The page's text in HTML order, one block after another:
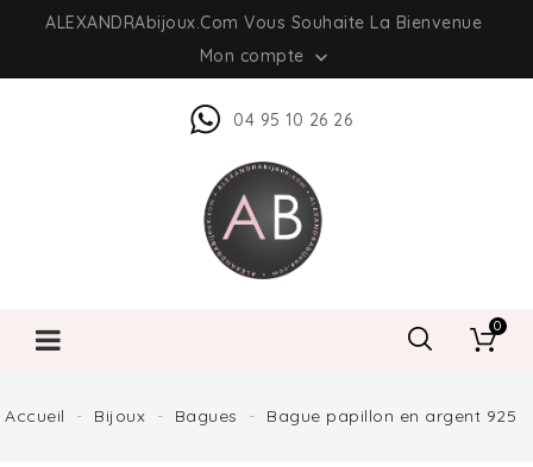
ALEXANDRAbijoux.com Vous Souhaite La Bienvenue
Mon compte 
04 95 10 26 26
0
Accueil Bijoux Bagues Bague papillon en argent 925